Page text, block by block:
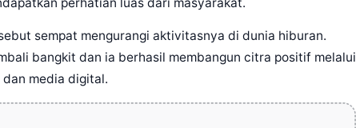
sempat mengurangi aktivitasnya di dunia hiburan.
bangkit dan ia berhasil membangun citra positif melalui
media digital.